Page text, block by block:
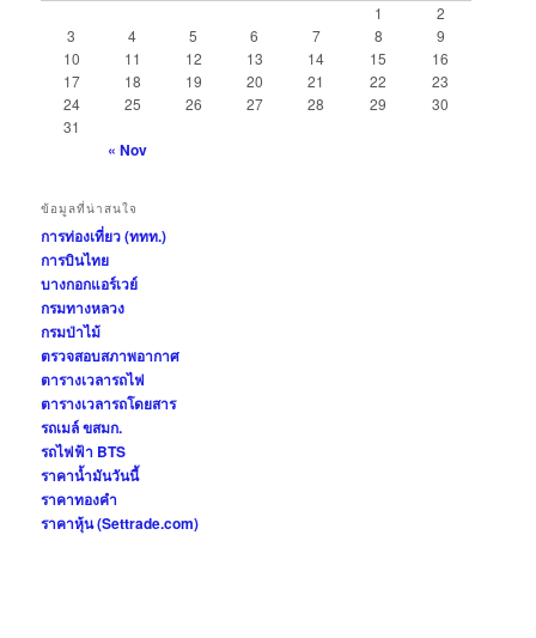
1
2
3
4 5 6 7 8
9
10
11 12 13 14 15
16
17
18 19 20 21 22
23
24
25 26 27 28 29
30
31
« Nov
ข้อมูลที่น่าสนใจ
การท่องเที่ยว (ททท.)
การบินไทย
บางกอกแอร์เวย์
กรมทางหลวง
กรมป่าไม้
ตรวจสอบสภาพอากาศ
ตารางเวลารถไฟ
ตารางเวลารถโดยสาร
รถเมล์ ขสมก.
รถไฟฟ้า BTS
ราคาน้ำมันวันนี้
ราคาทองคำ
ราคาหุ้น (Settrade.com)